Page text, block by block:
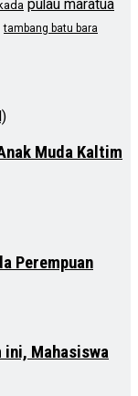
pulau maratua
tambang batu bara
Muda Kaltim
Perempuan
ini, Mahasiswa